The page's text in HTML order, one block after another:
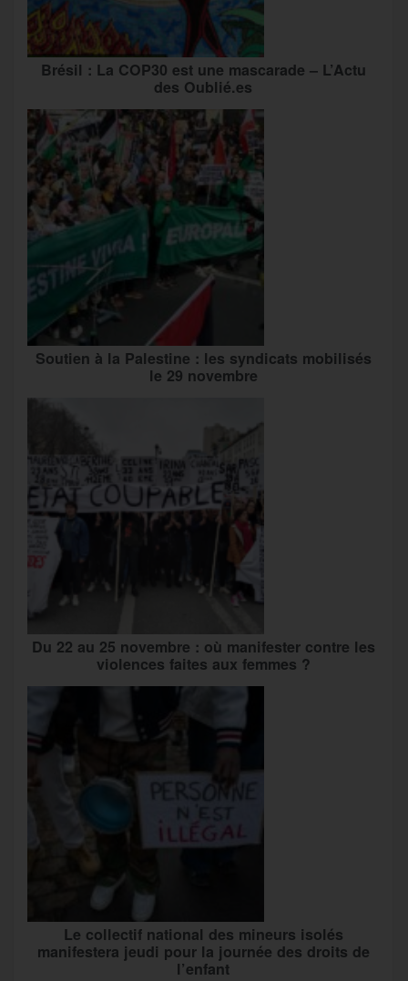
Brésil : La COP30 est une mascarade – L’Actu
des Oublié.es
Soutien à la Palestine : les syndicats mobilisés
le 29 novembre
Du 22 au 25 novembre : où manifester contre les
violences faites aux femmes ?
Le collectif national des mineurs isolés
manifestera jeudi pour la journée des droits de
l’enfant